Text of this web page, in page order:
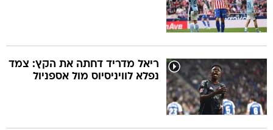
ריאל מדריד דחתה את הקץ: צמד
נפלא לוויניסיוס מול אספניול